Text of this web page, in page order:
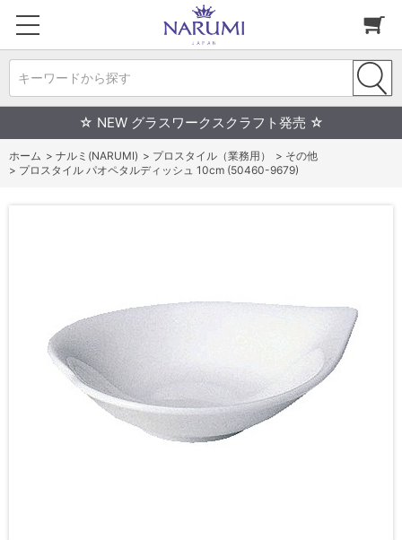
キーワードから探す
☆ NEW グラスワークスクラフト発売 ☆
ホーム > ナルミ(NARUMI) > プロスタイル（業務用） > その他
> プロスタイル パオペタルディッシュ 10cm (50460-9679)